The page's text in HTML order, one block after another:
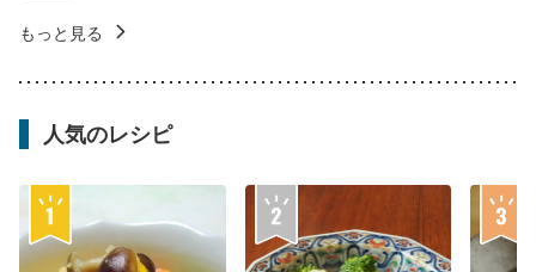
もっと見る
人気のレシピ